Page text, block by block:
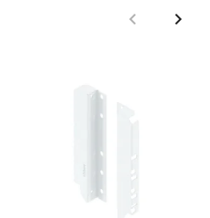
Poprzedni
keyboard_arrow_left keyboard_arrow_right